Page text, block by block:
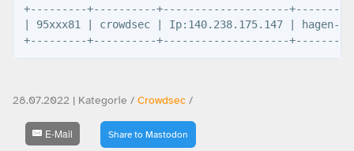
+---------+----------+--------------------
| 95xxx81 | crowdsec | Ip:140.238.175.147 |
28.07.2022 | Kategorie / Crowdsec /
E-Mail Share to Mastodon